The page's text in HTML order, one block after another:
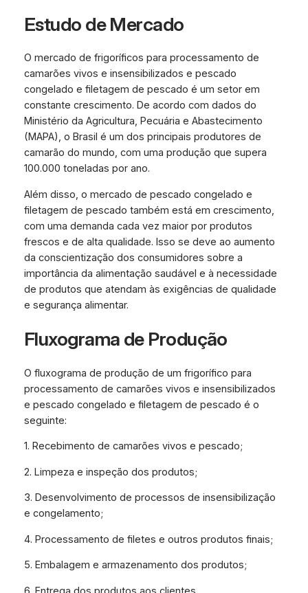
Estudo de Mercado
O mercado de frigoríficos para processamento de
camarões vivos e insensibilizados e pescado
congelado e filetagem de pescado é um setor em
constante crescimento. De acordo com dados do
Ministério da Agricultura, Pecuária e Abastecimento
(MAPA), o Brasil é um dos principais produtores de
camarão do mundo, com uma produção que supera
100.000 toneladas por ano.
Além disso, o mercado de pescado congelado e
filetagem de pescado também está em crescimento,
com uma demanda cada vez maior por produtos
frescos e de alta qualidade. Isso se deve ao aumento
da conscientização dos consumidores sobre a
importância da alimentação saudável e à necessidade
de produtos que atendam às exigências de qualidade
e segurança alimentar.
Fluxograma de Produção
O fluxograma de produção de um frigorífico para
processamento de camarões vivos e insensibilizados
e pescado congelado e filetagem de pescado é o
seguinte:
1. Recebimento de camarões vivos e pescado;
2. Limpeza e inspeção dos produtos;
3. Desenvolvimento de processos de insensibilização
e congelamento;
4. Processamento de filetes e outros produtos finais;
5. Embalagem e armazenamento dos produtos;